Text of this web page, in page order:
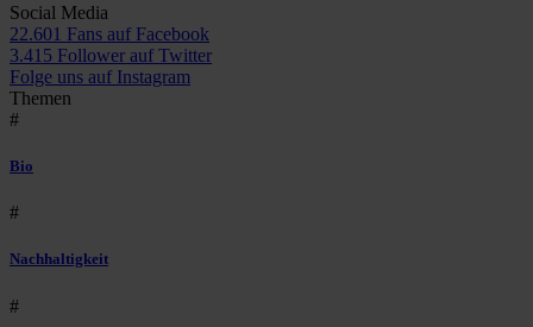
Social Media
22.601 Fans auf Facebook
3.415 Follower auf Twitter
Folge uns auf Instagram
Themen
#
Bio
#
Nachhaltigkeit
#